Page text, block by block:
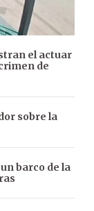
el actuar
de
sobre la
barco de la